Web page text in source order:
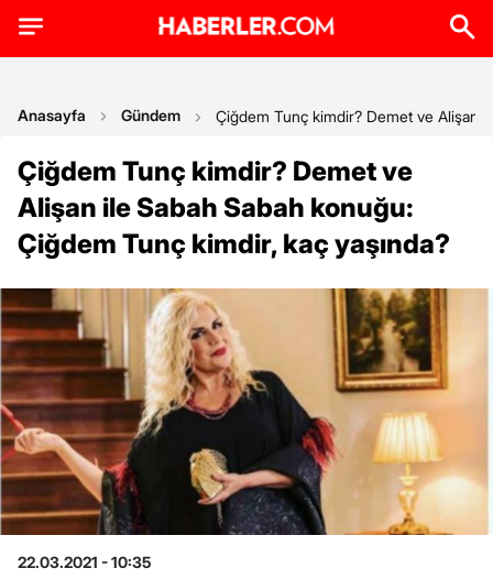
Anasayfa Gündem Çiğdem Tunç kimdir? Demet ve Alişan
Çiğdem Tunç kimdir? Demet ve
Alişan ile Sabah Sabah konuğu:
Çiğdem Tunç kimdir, kaç yaşında?
22.03.2021 - 10:35